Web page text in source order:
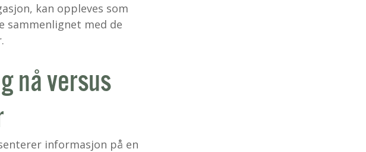
kan oppleves som
sammenlignet med de
nå versus
informasjon på en